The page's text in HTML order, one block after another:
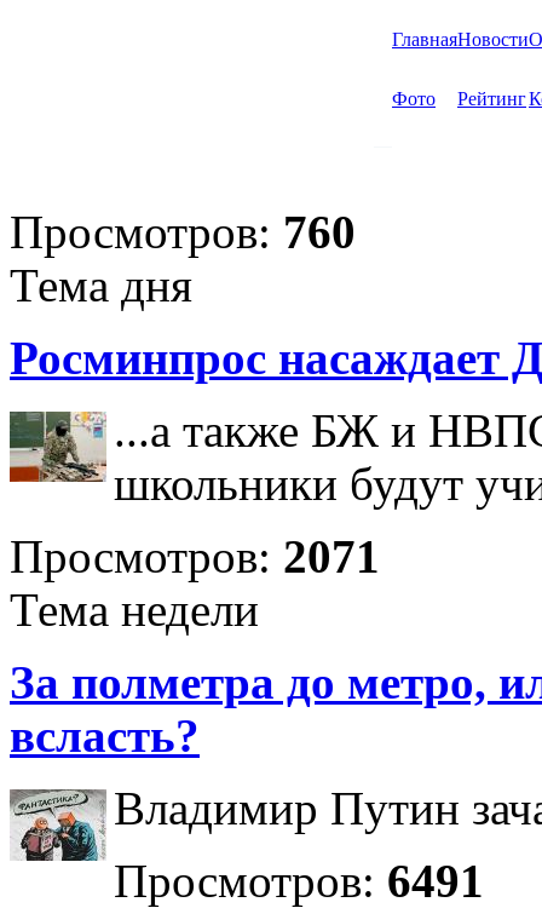
ГлавнаяНовости
Фото Рейтинг
Просмотров: 760
Тема дня
Росминпрос насаждает
...а также БЖ и НВПС
школьники будут
Просмотров: 2071
Тема недели
За полметра до метро,
всласть?
Владимир Путин
Просмотров: 6491